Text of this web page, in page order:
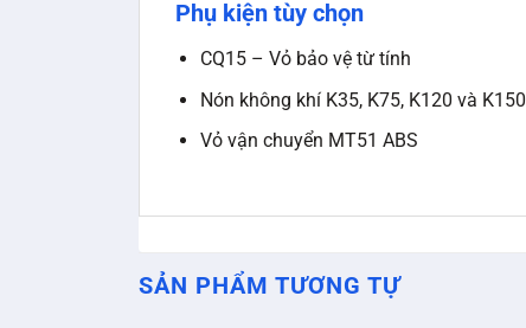
Phụ kiện tùy chọn
CQ15 – Vỏ bảo vệ từ tính
Nón không khí K35, K75, K120 và K150
Vỏ vận chuyển MT51 ABS
SẢN PHẨM TƯƠNG TỰ